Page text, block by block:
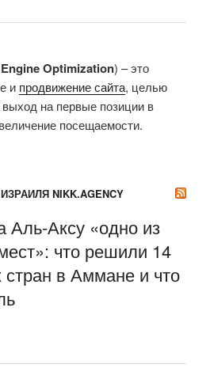
Optimization) – это
и продвижение сайта, целью
выход на первые позиции в
посещаемости.
NIKK.AGENCY
Аль-Аксу «одно из
что решили 14
стран в Аммане и что